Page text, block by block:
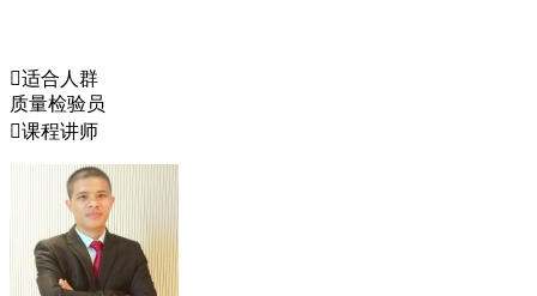
适合人群
质量检验员
课程讲师